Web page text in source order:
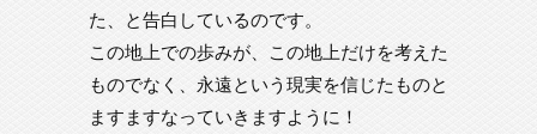
た、と告白しているのです。
この地上での歩みが、この地上だけを考えた
ものでなく、永遠という現実を信じたものと
ますますなっていきますように！